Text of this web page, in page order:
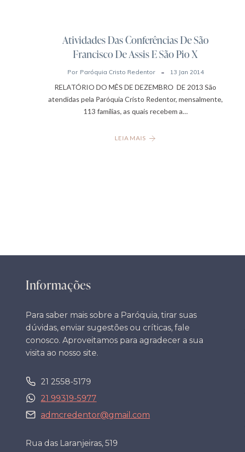
Atividades Das Conferências De São
Francisco De Assis E São Pio X
Por Paróquia Cristo Redentor 13 Jan 2014
RELATÓRIO DO MÊS DE DEZEMBRO DE 2013 São
atendidas pela Paróquia Cristo Redentor, mensalmente,
113 famílias, as quais recebem a…
LEIA MAIS
Informações
Para saber mais sobre a Paróquia, tirar suas
dúvidas, enviar sugestões ou críticas, fale
conosco. Aproveitamos para agradecer a sua
visita ao nosso site.
21 2558-5179
21 99319-5977
admcredentor@gmail.com
Rua das Laranjeiras, 519